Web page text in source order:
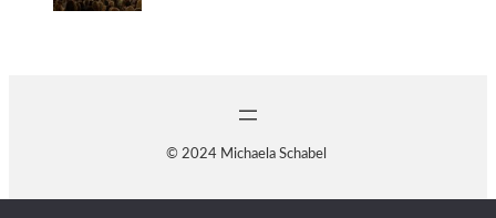
© 2024 Michaela Schabel